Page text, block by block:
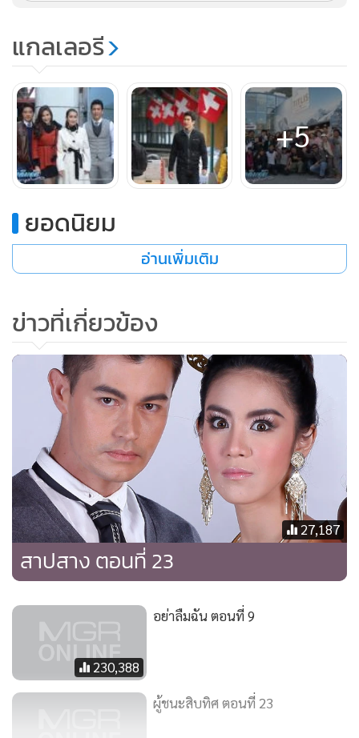
แต่คุณเขมชาติ เจ้านายเก่าหนูเล็ก
ใช่มั้ย”
ชนะพยักหน้า “ครับ”
“เขาไม่เคยมา เมื่อก่อนก็มีบ้าง มาส่งหนูเล็กหน้าบ้าน แต่ยังไม่
เคยเข้ามาในบ้านนะ มีอะไรหรือเปล่า”
“อ๋อ มะไม่มีครับ ผมแค่กลัวว่าจะมาแอบชวนคุณสุกลับไปทำงาน
ด้วยนะครับ ก็เลยถามๆ ดู “
ชนะหัวเราะกลบเกลื่อน รู้สึกโล่งอกที่เขมชาติไม่มา ในขณะที่
อาทิตย์มองชนะอย่างแปลกใจ
เกนหลงเดินผ่าน Coffee Shop ภายในโรงแรม ลูกค้าที่นั่งอยู่ใน
ลูกค้ารีบทำเฉไฉ มองโน่นมองนี่ไป เกนหลงหันหนีอย่างพยายาม
ทำใจ
“คุณเกนหลงคะ มีแขกชื่อคุณสมคิดมาขอพบค่ะ”
เลขาสาวเดินเข้ามาบอก เกนหลงแปลกใจ
“คุณสมคิด?”
“ผมทราบครับว่าไม่ควรจะมารบกวนคุณเกน”
สมคิดรีบออกตัวกับเกนหลง สีหน้าลำบากใจสุดๆ
“แต่ผมจนปัญญา ตั้งแต่เกิดเรื่องคุณเขมหันหลังให้กับทุกอย่าง
ตอนนี้ที่บริษัทมีหลายโปรเจ็กต์ที่รอ
การตัดสินใจของคุณเขม แต่คุณเขมไม่ยอมรับรู้ พอตื๊อมาก ๆ ก็
จะยกบริษัทให้ผมกับวิบูลย์บริหาร ถ้าปล่อยไว้แบบนี้
อีกไม่นาน บริษัทก็คงอยู่ไม่ได้จริงๆ”
เกนหลงมองด้วยความเป็นห่วงแต่พยายามอธิบาย
“ระหว่างเกนกับเขมมันจบไปแล้วค่ะ เกนไม่อยากเกี่ยวข้องกับ
สมคิดรีบบอก
“ผมทราบ ผมถึงลำบากใจที่จะมาพูดกับคุณ แต่คุณเกนครับ ผม
แกลเลอรี
+5
ยอดนิยม
อ่านเพิ่มเติม
ข่าวที่เกี่ยวข้อง
27,187
สาปสาง ตอนที่ 23
230,388
อย่าลืมฉัน ตอนที่ 9
ผู้ชนะสิบทิศ ตอนที่ 23